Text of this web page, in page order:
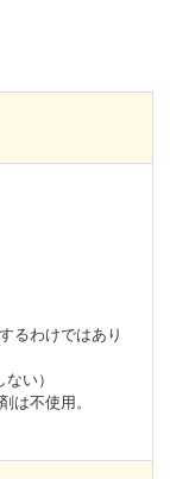
るわけではあり
い）
は不使用。